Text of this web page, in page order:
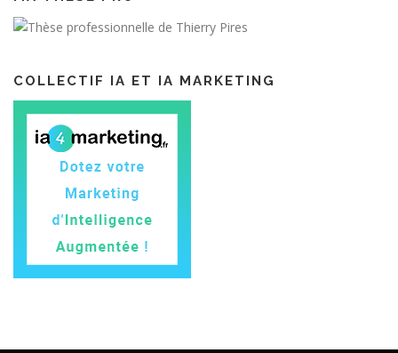
COLLECTIF IA ET IA MARKETING